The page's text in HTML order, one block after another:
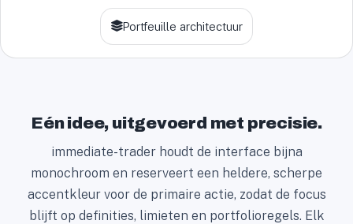
Portfeuille architectuur
Eén idee, uitgevoerd met precisie.
immediate-trader houdt de interface bijna
monochroom en reserveert een heldere, scherpe
accentkleur voor de primaire actie, zodat de focus
blijft op definities, limieten en portfolioregels. Elk